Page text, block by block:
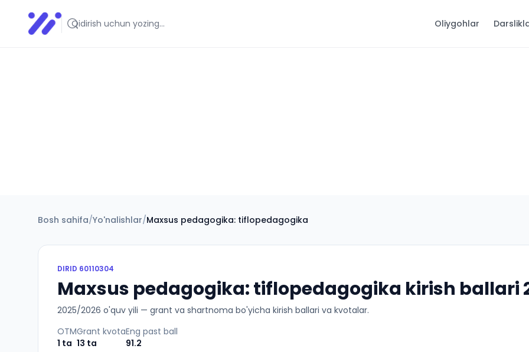
Infoedu
Ta&#039;lim xabarlari va yangiliklari Oliygohlar
Bosh sahifa/Yo'nalishlar/Maxsus pedagogika: tiflopedagogika
DIRID 60110304
Maxsus pedagogika: tiflopedagogika kirish ballari
2025/2026 o'quv yili — grant va shartnoma bo'yicha kirish ballari va kvotalar.
OTM
1 ta
Grant kvota
13 ta
Eng past ball
91.2